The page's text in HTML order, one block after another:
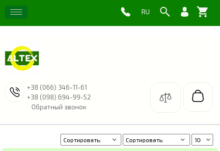
+38 (066) 346-11-61
+38 (098) 694-99-52
Обратный звонок